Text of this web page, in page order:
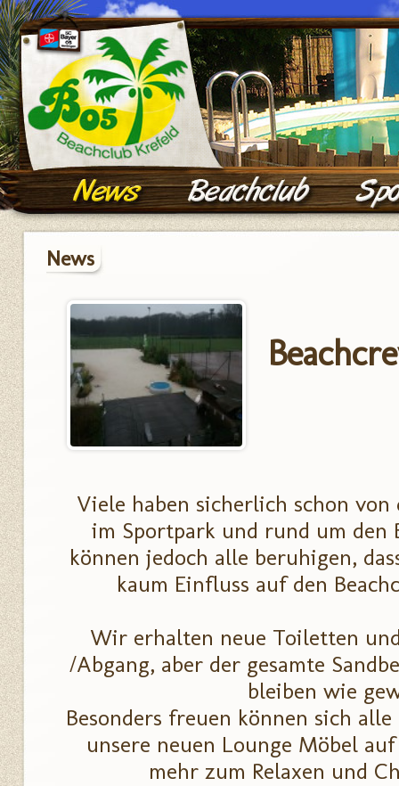
News
Viele haben sicherlich schon von
im Sportpark und rund um den
können jedoch alle beruhigen,
kaum Einfluss auf den
Wir erhalten neue Toiletten
/Abgang, aber der gesamte
bleiben wie
Besonders freuen können sich
unsere neuen Lounge Möbel
mehr zum Relaxen und